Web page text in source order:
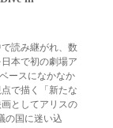
読み継がれ、数
本で初の劇場ア
ースになかなか
で描く「新たな
としてアリスの
の国に迷い込